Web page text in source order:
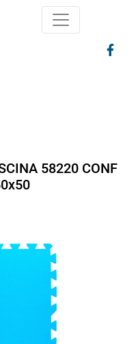
58220 CONF